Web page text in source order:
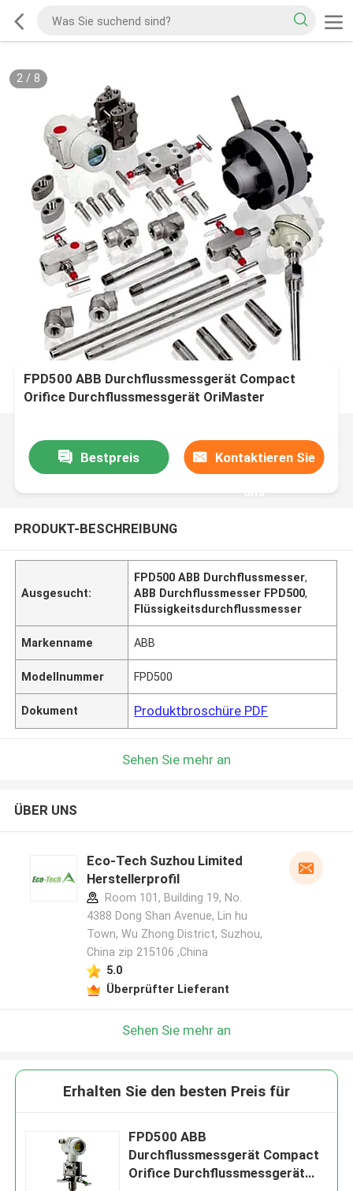
2/ 8
FPD500 ABB Durchflussmessgerät Compact
Orifice Durchflussmessgerät OriMaster
Bestpreis Kontaktieren Sie
uns
PRODUKT-BESCHREIBUNG
Ausgesucht:
FPD500 ABB Durchflussmesser,
ABB Durchflussmesser FPD500,
Flüssigkeitsdurchflussmesser
Markenname ABB
Modellnummer FPD500
Dokument Produktbroschüre PDF
Sehen Sie mehr an
ÜBER UNS
Eco-Tech Suzhou Limited
Herstellerprofil
Room 101, Building 19, No.
4388 Dong Shan Avenue, Lin hu
Town, Wu Zhong District, Suzhou,
China zip 215106 ,China
5.0
Überprüfter Lieferant
Sehen Sie mehr an
Erhalten Sie den besten Preis für
FPD500 ABB
Durchflussmessgerät Compact
Orifice Durchflussmessgerät